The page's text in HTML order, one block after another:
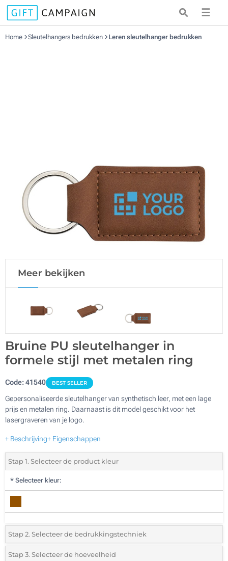
☰
Home Sleutelhangers bedrukken Leren sleutelhanger bedrukken
Meer bekijken
Bruine PU sleutelhanger in
formele stijl met metalen ring
Code:41540 BEST SELLER
Gepersonaliseerde sleutelhanger van synthetisch leer, met een lage
prijs en metalen ring. Daarnaast is dit model geschikt voor het
lasergraveren van je logo.
+ Beschrijving+ Eigenschappen
Stap 1. Selecteer de product kleur
* Selecteer kleur:
Stap 2. Selecteer de bedrukkingstechniek
*Selecteer de bedrukking en kleuren van het logo:
Stap 3. Selecteer de hoeveelheid